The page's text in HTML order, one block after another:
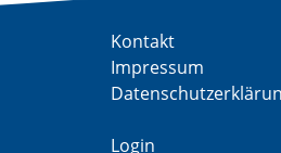
Kontakt
Impressum
Login